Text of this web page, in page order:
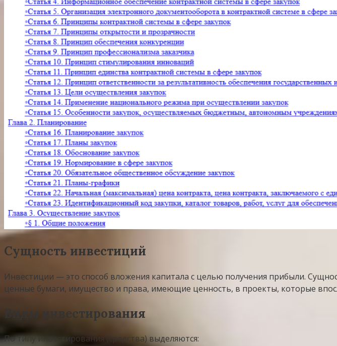
Сущность инвестиций
Инвестиции — это способ вложения капитала с целью получения прибыли.
ценные бумаги, имущество и права, имеющие ценность, в проекты, которые
Виды инвестирования
По типу инвестирования (средства) выделяются: